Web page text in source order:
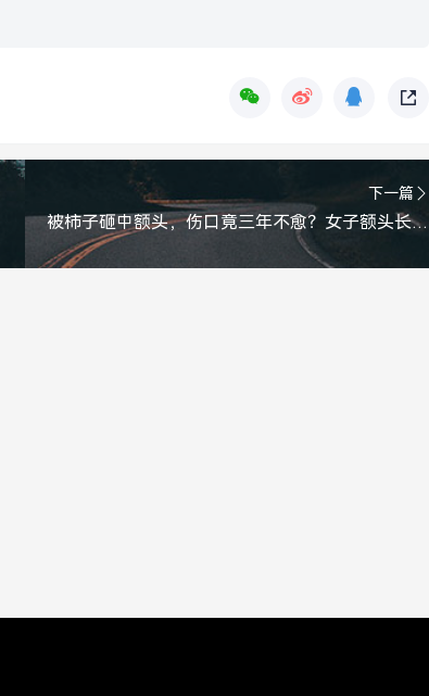
下一篇
被柿子砸中额头，伤口竟三年不愈？女子额头长怪病，医生提醒，切勿忽视，被柿子砸中额头竟成病灶？女子伤口三年不愈，医生紧急提醒